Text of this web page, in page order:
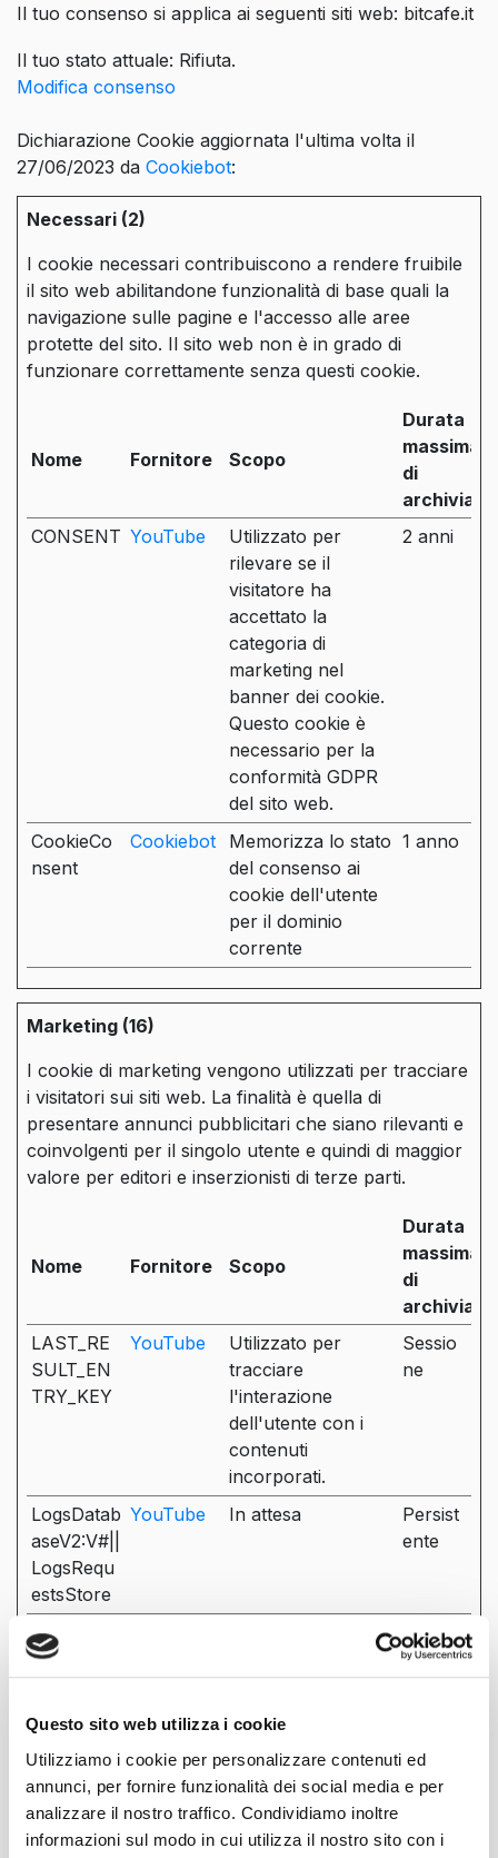
Questo sito web utilizza i cookie
Utilizziamo i cookie per personalizzare contenuti ed
annunci, per fornire funzionalità dei social media e per
analizzare il nostro traffico. Condividiamo inoltre
informazioni sul modo in cui utilizza il nostro sito con i
Il tuo consenso si applica ai seguenti siti web: bitcafe.it
Il tuo stato attuale: Rifiuta.
Modifica consenso
Dichiarazione Cookie aggiornata l'ultima volta il
27/06/2023 da Cookiebot:
Necessari (2)
I cookie necessari contribuiscono a rendere fruibile
il sito web abilitandone funzionalità di base quali la
navigazione sulle pagine e l'accesso alle aree
protette del sito. Il sito web non è in grado di
funzionare correttamente senza questi cookie.
Nome Fornitore Scopo
Durata
massima
di
CONSENT YouTube
Utilizzato per
rilevare se il
visitatore ha
accettato la
categoria di
marketing nel
banner dei cookie.
Questo cookie è
necessario per la
conformità GDPR
del sito web.
2 anni
CookieCo
nsent
Cookiebot
Memorizza lo stato
del consenso ai
cookie dell'utente
per il dominio
corrente
1 anno
Marketing (16)
I cookie di marketing vengono utilizzati per tracciare
i visitatori sui siti web. La finalità è quella di
presentare annunci pubblicitari che siano rilevanti e
coinvolgenti per il singolo utente e quindi di maggior
valore per editori e inserzionisti di terze parti.
Nome Fornitore Scopo
Durata
massima
di
LAST_RE
SULT_EN
TRY_KEY
YouTube
Utilizzato per
tracciare
l'interazione
dell'utente con i
contenuti
incorporati.
Sessio
ne
LogsDatab
aseV2:V#||
LogsRequ
estsStore
YouTube In attesa
Persist
ente
nextId
dell'utente con i
incorporati.
Sessio
ne
remote_sid YouTube
Necessario per
l'implementazione